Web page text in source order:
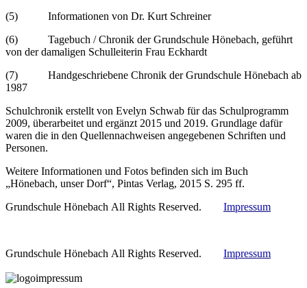
(5) Informationen von Dr. Kurt Schreiner
(6) Tagebuch / Chronik der Grundschule Hönebach, geführt
von der damaligen Schulleiterin Frau Eckhardt
(7) Handgeschriebene Chronik der Grundschule Hönebach ab
1987
Schulchronik erstellt von Evelyn Schwab für das Schulprogramm
2009, überarbeitet und ergänzt 2015 und 2019. Grundlage dafür
waren die in den Quellennachweisen angegebenen Schriften und
Personen.
Weitere Informationen und Fotos befinden sich im Buch
„Hönebach, unser Dorf“, Pintas Verlag, 2015 S. 295 ff.
Grundschule Hönebach All Rights Reserved. Impressum
Grundschule Hönebach All Rights Reserved. Impressum